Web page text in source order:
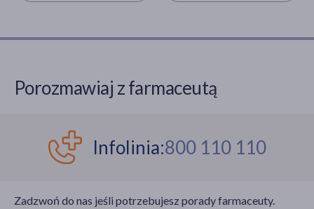
poprawy rysów, jak i do
nadmiar skóry.
wspierać profilaktykę
przynieść ulgę spiętym
przez stres i
codzienną nawykową mimikę.
Porozmawiaj z farmaceutą
Infolinia:800 110 110
Zadzwoń do nas jeśli potrzebujesz porady farmaceuty.